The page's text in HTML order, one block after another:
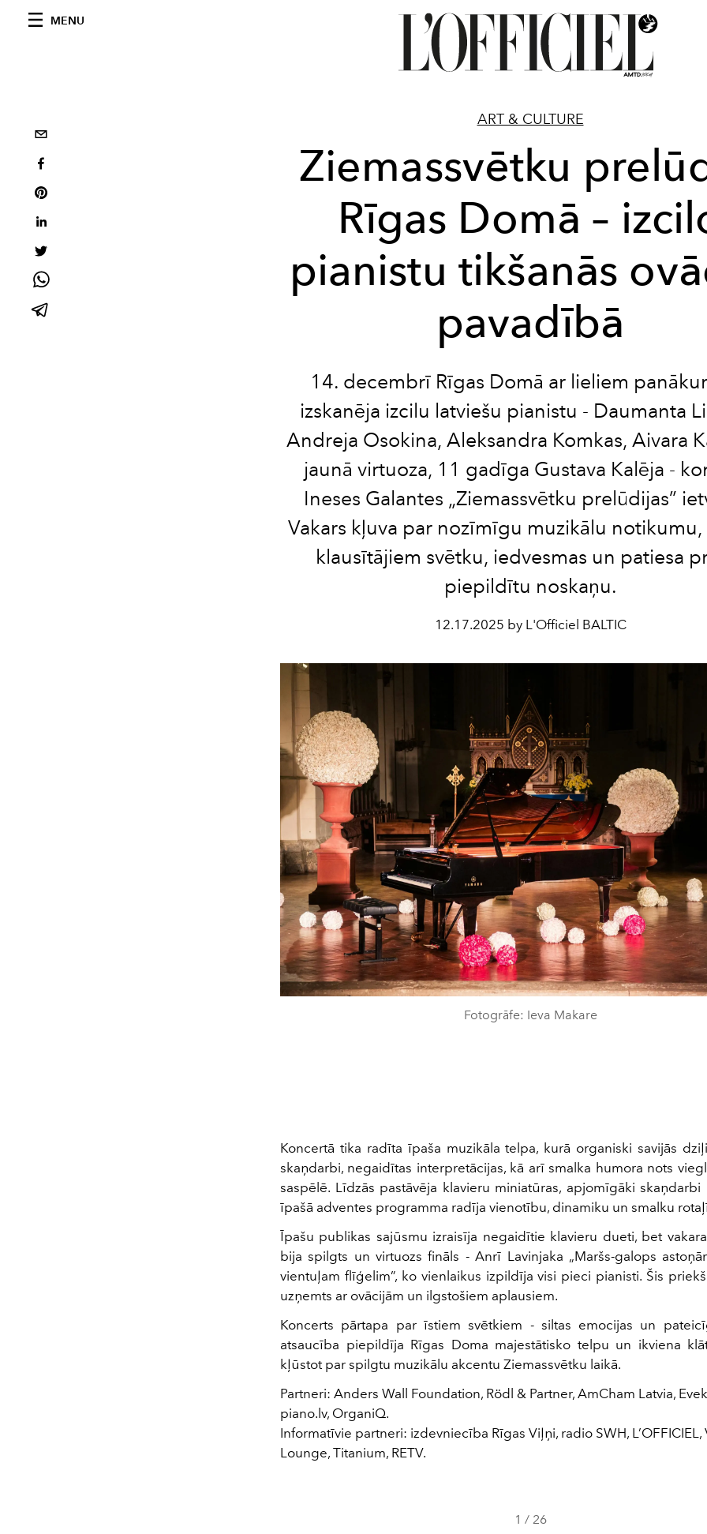
MENU
ART & CULTURE
Ziemassvētku
Rīgas Domā –
pianistu tikšanās
pavadībā
14. decembrī Rīgas Domā ar lieliem
izskanēja izcilu latviešu pianistu - Daumanta
Andreja Osokina, Aleksandra Komkas, Aivara
jaunā virtuoza, 11 gadīga Gustava Kalēja -
Ineses Galantes „Ziemassvētku prelūdijas”
Vakars kļuva par nozīmīgu muzikālu
klausītājiem svētku, iedvesmas un patiesa
piepildītu noskaņu.
12.17.2025 by L'Officiel BALTIC
Fotogrāfe: Ieva Makare
Koncertā tika radīta īpaša muzikāla telpa, kurā organiski savijās
skaņdarbi, negaidītas interpretācijas, kā arī smalka humora nots
saspēlē. Līdzās pastāvēja klavieru miniatūras, apjomīgāki
īpašā adventes programma radīja vienotību, dinamiku un smalku
Īpašu publikas sajūsmu izraisīja negaidītie klavieru dueti, bet
bija spilgts un virtuozs fināls - Anrī Lavinjaka „Maršs-galops
vientuļam flīģelim”, ko vienlaikus izpildīja visi pieci pianisti. Šis
uzņemts ar ovācijām un ilgstošiem aplausiem.
Koncerts pārtapa par īstiem svētkiem - siltas emocijas un
atsaucība piepildīja Rīgas Doma majestātisko telpu un ikviena
kļūstot par spilgtu muzikālu akcentu Ziemassvētku laikā.
Partneri: Anders Wall Foundation, Rödl & Partner, AmCham Latvia,
piano.lv, OrganiQ.
Informatīvie partneri: izdevniecība Rīgas Viļņi, radio SWH, L’OFFICIEL,
Lounge, Titanium, RETV.
1 / 26